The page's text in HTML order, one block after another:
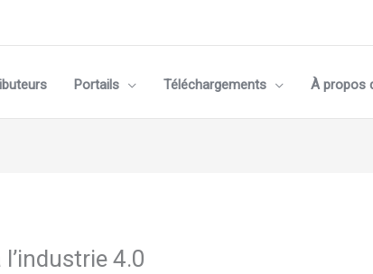
Portails Téléchargements À propos
4.0